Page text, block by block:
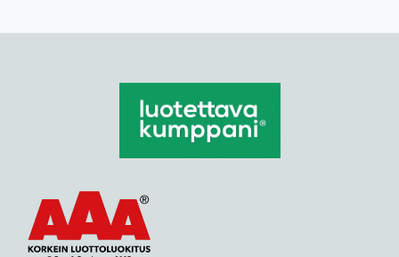
sivulla.
muunnelma.
Voit
tehdä
valinnat